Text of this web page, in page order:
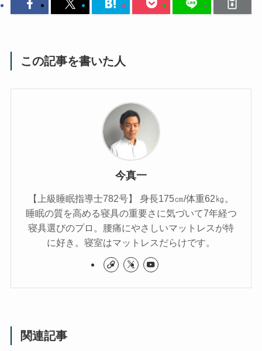
この記事を書いた人
今真一
【上級睡眠指導士782号】 身長175㎝/体重62㎏。
睡眠の質を高める寝具の重要さに気づいて7年経つ
寝具選びのプロ。腰痛にやさしいマットレスが特
に好き。寝室はマットレスだらけです。
関連記事